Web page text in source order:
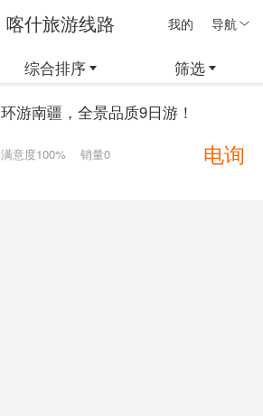
我的 导航
喀什旅游线路
综合排序 筛选
环游南疆，全景品质9日游！
满意度100% 销量0 电询